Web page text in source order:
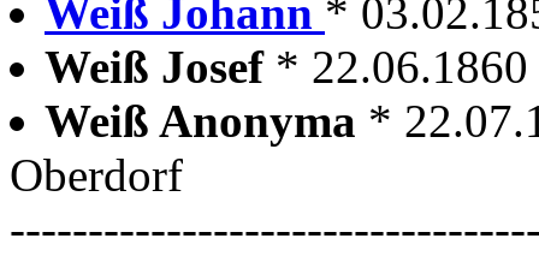
Weiß Johann *
Weiß Josef *
Weiß Anonyma *
Oberdorf